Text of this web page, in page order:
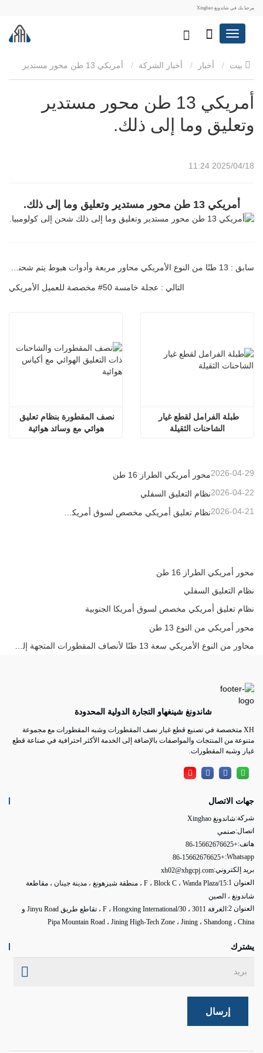
مرحبا بك في شاندونغ Xinghao
أخبار أخبار الشركة أمريكي 13 طن محور مستدير
وتعليق وما إلى ذلك.
أمريكي 13 طن محور مستدير
وتعليق وما إلى ذلك.
2025/04/18 11:24
أمريكي 13 طن محور مستدير وتعليق وما إلى ذلك.
سابق : 13 طنًا من النوع الأمريكي محاور مربعة وأدوات هبوط يتم شحنها إلى سري لانكا
التالي : عجلة خامسة 50# مخصصة للعميل الأمريكي
هوائي مع وسائد هوائية
الشاحنات الثقيلة
محور أمريكي الطراز 16 طن2026-04-29
نظام التعليق السفلي2026-04-22
نظام تعليق أمريكي مخصص لسوق أمريكا الجنوبية 2026-04-21
محور أمريكي الطراز 16 طن
نظام التعليق السفلي
نظام تعليق أمريكي مخصص لسوق أمريكا الجنوبية
محور أمريكي من النوع 13 طن
شاندونغ شينغهاو التجارة الدولية المحدودة
XH متخصصة في تصنيع قطع غيار نصف المقطورات وشبه المقطورات مع مجموعة
متنوعة من المنتجات والمواصفات بالإضافة إلى الخدمة الأكثر احترافية في صناعة قطع
غيار وشبه المقطورات.
جهات الاتصال
شركة:شاندونغ Xinghao
اتصال:صنمي
هاتف:+86-15662676625
Whatsapp:
+86-15662676625
بريد إلكتروني:xh02@xhgcpj.com
العنوان 1:
15/F ، Block C ، Wanda Plaza ، منطقة شيزهونغ ، مدينة جينان ، مقاطعة
شاندونغ ، الصين
العنوان 2:
الغرفة 3011 ، 30/F ، Hongxing International ، تقاطع طريق Jinyu Road و
Pipa Mountain Road ، Jining High-Tech Zone ، Jining ، Shandong ، China
يشترك
إرسال